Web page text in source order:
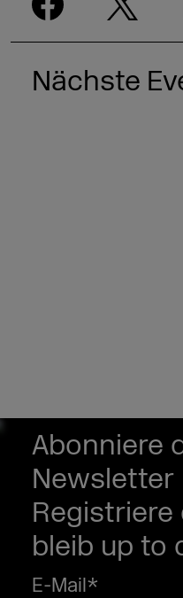
Nächste
Abonniere
Newsletter
bleib up to
E-Mail*